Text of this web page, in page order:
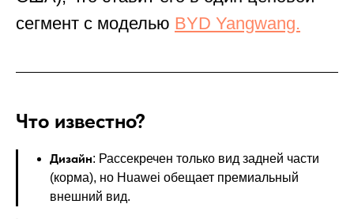
сегмент с моделью BYD Yangwang.
Что известно?
Дизайн: Рассекречен только вид задней части
(корма), но Huawei обещает премиальный
внешний вид.